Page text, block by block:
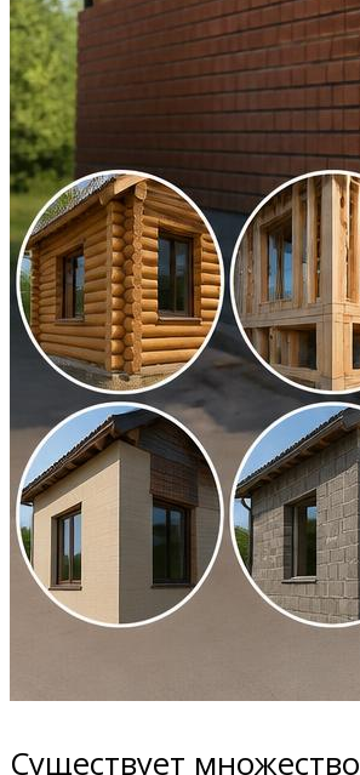
Существует множество